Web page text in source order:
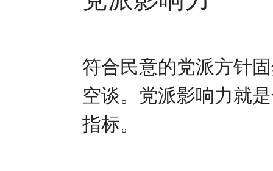
符合民意的党派方针
空谈。党派影响力就
指标。